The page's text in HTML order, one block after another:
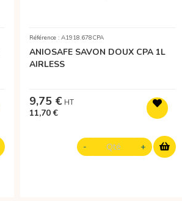
Référence : A1918.678CPA
ANIOSAFE SAVON DOUX CPA 1L
AIRLESS
9,75 €
11,70 €